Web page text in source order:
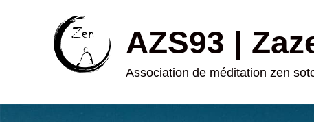
AZS93 |
Association de méditation zen